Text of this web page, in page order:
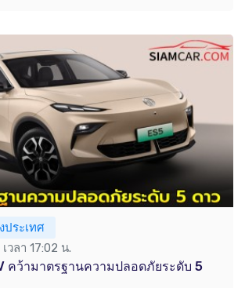
ประเทศ
วลา 17:02 น.
คว้ามาตรฐานความปลอดภัยระดับ 5